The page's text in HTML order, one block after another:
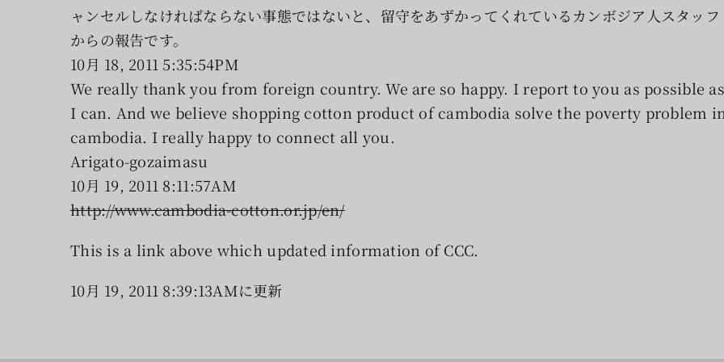
ャンセルしなければならない事態ではないと、留守をあずかってくれているカンボジア人スタッフ
からの報告です。
10月 18, 2011 5:35:54PM
We really thank you from foreign country. We are so happy. I report to you as possible
I can. And we believe shopping cotton product of cambodia solve the poverty problem
cambodia. I really happy to connect all you.
Arigato-gozaimasu
10月 19, 2011 8:11:57AM
http://www.cambodia-cotton.or.jp/en/
This is a link above which updated information of CCC.
10月 19, 2011 8:39:13AMに更新